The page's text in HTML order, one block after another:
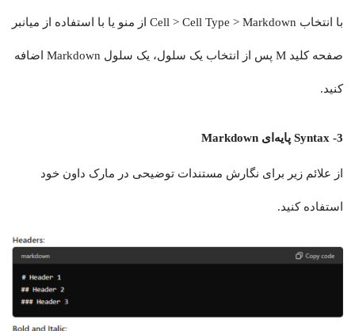
با انتخاب Cell > Cell Type > Markdown از منو یا با استفاده از میانبر
صفحه کلید M پس از انتخاب یک سلول، یک سلول Markdown اضافه
کنید.
3- Syntax پایه‌ای Markdown
از علائم زیر برای نگارش مستندات توضیحی در مارک داون خود
استفاده کنید.